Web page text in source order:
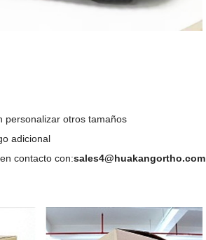
personalizar otros tamaños
adicional
contacto con:sales4@huakangortho.com